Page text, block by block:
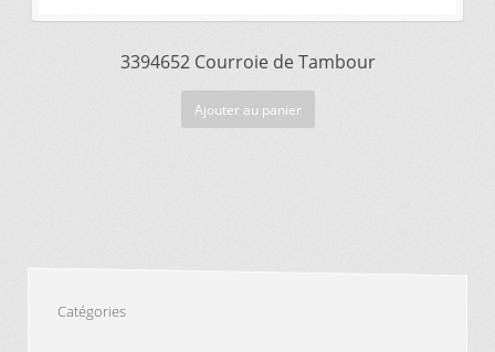
3394652 Courroie de Tambour
Ajouter au panier
Catégories